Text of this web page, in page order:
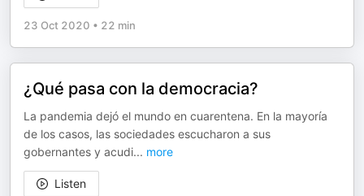
23 Oct 2020 • 22 min
¿Qué pasa con la democracia?
La pandemia dejó el mundo en cuarentena. En la mayoría
de los casos, las sociedades escucharon a sus
gobernantes y acudi... more
Listen